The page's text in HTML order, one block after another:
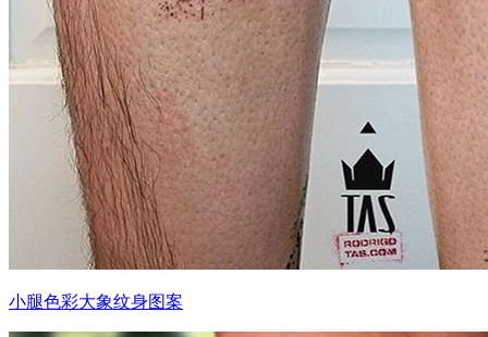
小腿色彩大象纹身图案